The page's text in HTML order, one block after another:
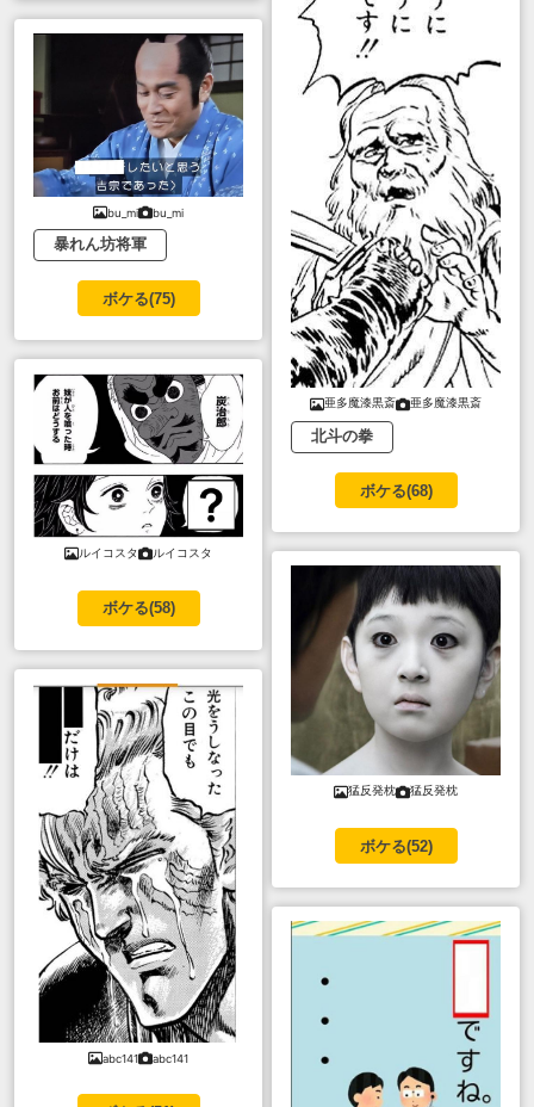
bu_mi bu_mi
暴れん坊将軍
ボケる(75)
ルイコスタ ルイコスタ
ボケる(58)
abc141 abc141
亜多魔漆黒斎 亜多魔漆黒斎
北斗の拳
ボケる(68)
猛反発枕 猛反発枕
ボケる(52)